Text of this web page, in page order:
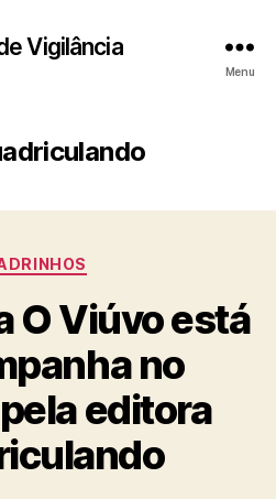
Vigilância
Menu
Categorias
O Viúvo está
no
editora